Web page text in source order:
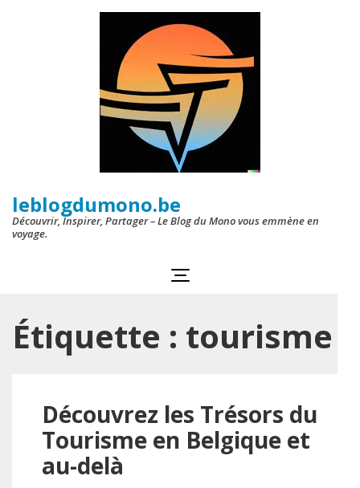
leblogdumono.be
Découvrir, Inspirer, Partager – Le Blog du Mono vous emmène en
voyage.
Étiquette : tourisme
Découvrez les Trésors du
Tourisme en Belgique et
au-delà